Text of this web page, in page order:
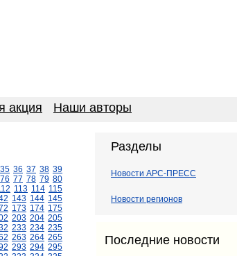
акция Наши авторы
35 36 37 38 39
76 77 78 79 80
113 114 115
143 144 145
173 174 175
203 204 205
233 234 235
263 264 265
293 294 295
Разделы
Новости АРС-ПРЕСС
Новости регионов
Последние новости